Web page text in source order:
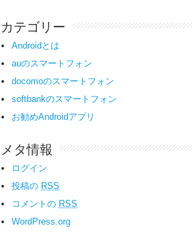
カテゴリー
Androidとは
auのスマートフォン
docomoのスマートフォン
softbankのスマートフォン
お勧めAndroidアプリ
メタ情報
ログイン
投稿の RSS
コメントの RSS
WordPress.org